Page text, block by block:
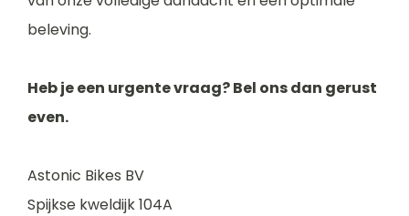
beleving.
Heb je een urgente vraag? Bel ons dan gerust
even.
Astonic Bikes BV
Spijkse kweldijk 104A